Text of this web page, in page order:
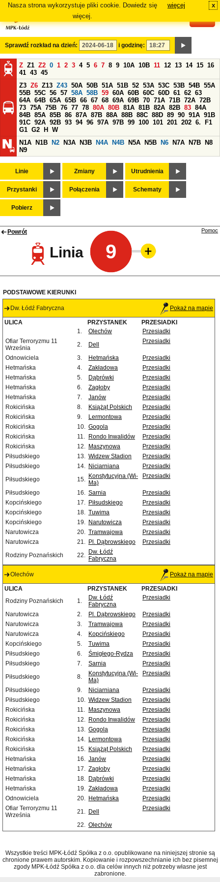
Nasza strona wykorzystuje pliki cookie. Dowiedz się
więcej.
więcej x
Sprawdź rozkład na dzień: i godzinę:
Z Z1 Z2 0 1 2 3 4 5 6 7 8 9 10A 10B 11 12 13 14 15 16
41 43 45
Z3 Z6 Z13 Z43 50A 50B 51A 51B 52 53A 53C 53B 54B 55A
55B 55C 56 57 58A 58B 59 60A 60B 60C 60D 61 62 63
64A 64B 65A 65B 66 67 68 69A 69B 70 71A 71B 72A 72B
73 75A 75B 76 77 78 80A 80B 81A 81B 82A 82B 83 84A
84B 85A 85B 86 87A 87B 88A 88B 88C 88D 89 90 91A 91B
91C 92A 92B 93 94 96 97A 97B 99 100 101 201 202 6.
F1
G1 G2 H
W
N1A
N1B N2 N3A N3B N4A N4B N5A N5B N6 N7A N7B
N8
N9
Linie Zmiany Utrudnienia
Przystanki Połączenia Schematy
Pobierz
Powrót
Linia 9
Pomoc
PODSTAWOWE KIERUNKI
Dw. Łódź Fabryczna Pokaż na mapie
ULICA PRZYSTANEK
PRZESIADKI
1.
Olechów
Przesiadki
Ofiar Terroryzmu 11
Września
2. Dell Przesiadki
Odnowiciela 3. Hetmańska
Przesiadki
Hetmańska
4. Zakładowa
Przesiadki
Hetmańska
5. Dąbrówki
Przesiadki
Hetmańska
6. Zagłoby
Przesiadki
Hetmańska
7. Janów
Przesiadki
Rokicińska
8. Książąt Polskich
Przesiadki
Rokicińska
9. Lermontowa
Przesiadki
Rokicińska
10. Gogola
Przesiadki
Rokicińska
11. Rondo Inwalidów
Przesiadki
Rokicińska
12. Maszynowa
Przesiadki
Piłsudskiego
13. Widzew Stadion
Przesiadki
Piłsudskiego
14. Niciarniana
Przesiadki
Piłsudskiego
15. Konstytucyjna (Wi-
Ma)
Przesiadki
Piłsudskiego 16. Sarnia
Przesiadki
Kopcińskiego
17. Piłsudskiego
Przesiadki
Kopcińskiego
18. Tuwima
Przesiadki
Kopcińskiego
19. Narutowicza
Przesiadki
Narutowicza
20. Tramwajowa
Przesiadki
Narutowicza
21. Pl. Dąbrowskiego
Przesiadki
Rodziny Poznańskich
22. Dw. Łódź
Fabryczna
Olechów Pokaż na mapie
ULICA PRZYSTANEK
PRZESIADKI
Rodziny Poznańskich
1.
Dw. Łódź
Fabryczna
Przesiadki
Narutowicza 2. Pl. Dąbrowskiego
Przesiadki
Narutowicza
3. Tramwajowa
Przesiadki
Narutowicza
4. Kopcińskiego
Przesiadki
Kopcińskiego
5. Tuwima
Przesiadki
Piłsudskiego
6. Śmigłego-Rydza
Przesiadki
Piłsudskiego
7. Sarnia
Przesiadki
Piłsudskiego
8.
Konstytucyjna (Wi-
Ma)
Przesiadki
Piłsudskiego 9. Niciarniana
Przesiadki
Piłsudskiego
10. Widzew Stadion
Przesiadki
Rokicińska
11. Maszynowa
Przesiadki
Rokicińska
12. Rondo Inwalidów
Przesiadki
Rokicińska
13. Gogola
Przesiadki
Rokicińska
14. Lermontowa
Przesiadki
Rokicińska
15. Książąt Polskich
Przesiadki
Hetmańska
16. Janów
Przesiadki
Hetmańska
17. Zagłoby
Przesiadki
Hetmańska
18. Dąbrówki
Przesiadki
Hetmańska
19. Zakładowa
Przesiadki
Odnowiciela
20. Hetmańska
Przesiadki
Ofiar Terroryzmu 11
Września
21. Dell Przesiadki
22. Olechów
Wszystkie treści MPK-Łódź Spółka z o.o. opublikowane na niniejszej stronie są
chronione prawem autorskim. Kopiowanie i rozpowszechnianie ich bez pisemnej
zgody MPK-Łódź Spółka z o.o. dla celów innych niż potrzeby własne jest
zabronione.